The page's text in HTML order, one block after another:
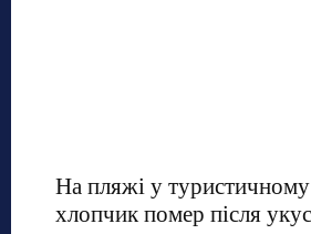
На пляжі у
хлопчик помер після